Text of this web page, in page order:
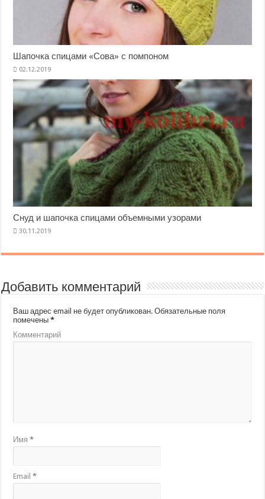
Шапочка спицами «Сова» с помпоном
Снуд и шапочка спицами объемными узорами
Добавить комментарий
Ваш адрес email не будет опубликован. Обязательные поля
помечены*
Комментарий
Имя*
Email*